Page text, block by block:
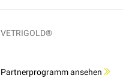
VETRIGOLD®
Partnerprogramm ansehen